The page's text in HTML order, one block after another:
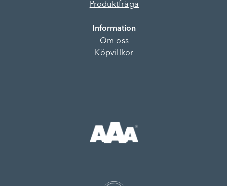
Produktfråga
Information
Om oss
Köpvillkor